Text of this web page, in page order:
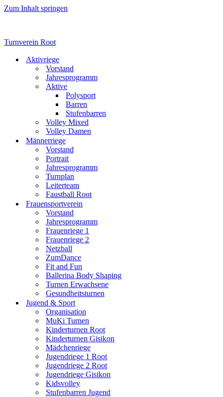
Zum Inhalt springen
Turnverein Root
Aktivriege
Vorstand
Jahresprogramm
Aktive
Polysport
Barren
Stufenbarren
Volley Mixed
Volley Damen
Männerriege
Vorstand
Portrait
Jahresprogramm
Turnplan
Leiterteam
Faustball Root
Frauensportverein
Vorstand
Jahresprogramm
Frauenriege 1
Frauenriege 2
Netzball
ZumDance
Fit and Fun
Ballerina Body Shaping
Turnen Erwachsene
Gesundheitsturnen
Jugend & Sport
Organisation
MuKi Turnen
Kinderturnen Root
Kinderturnen Gisikon
Mädchenriege
Jugendriege 1 Root
Jugendriege 2 Root
Jugendriege Gisikon
Kidsvolley
Stufenbarren Jugend